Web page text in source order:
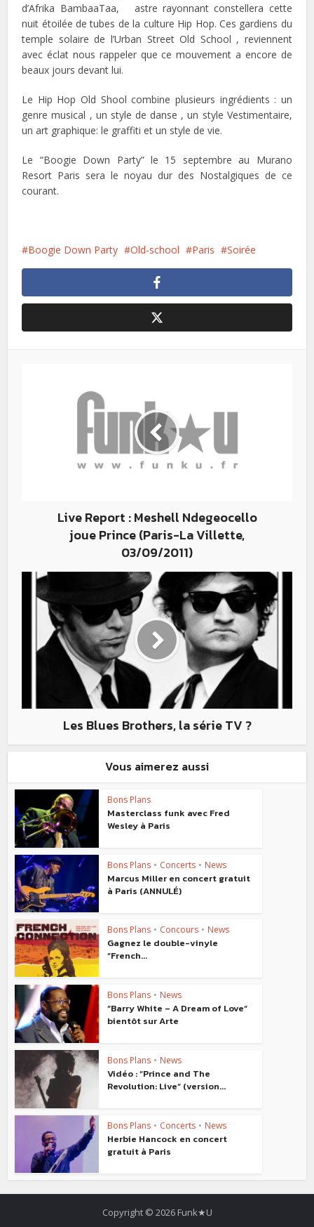
d’Afrika BambaaTaa, astre rayonnant constellera cette
nuit étoilée de tubes de la culture Hip Hop. Ces gardiens du
temple solaire de l’Urban Street Old School , reviennent
avec éclat nous rappeler que ce mouvement a encore de
beaux jours devant lui.
Le Hip Hop Old Shool combine plusieurs ingrédients : un
genre musical , un style de danse , un style Vestimentaire,
un art graphique: le graffiti et un style de vie.
Le “Boogie Down Party” le 15 septembre au Murano
Resort Paris sera le noyau dur des Nostalgiques de ce
courant.
Boogie Down Party Old-school Paris Soirée
Live Report : Meshell Ndegeocello
joue Prince (Paris-La Villette,
03/09/2011)
Les Blues Brothers, la série TV ?
Vous aimerez aussi
Bons Plans
Masterclass funk avec Fred
Wesley à Paris
Bons Plans • Concerts • News
Marcus Miller en concert gratuit
à Paris (ANNULÉ)
Bons Plans • Concours • News
Gagnez le double-vinyle
“French...
Bons Plans • News
“Barry White – A Dream of Love“
bientôt sur Arte
Bons Plans • News
Vidéo : “Prince and The
Revolution: Live“ (version...
Bons Plans • Concerts • News
Herbie Hancock en concert
gratuit à Paris
Copyright © 2026 Funk★U